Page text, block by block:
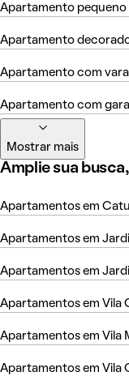
Apartamento pequeno
Apartamento
Apartamento com
Apartamento com
Mostrar mais
Amplie sua
Apartamentos em
Apartamentos em
Apartamentos em
Apartamentos em Vila
Apartamentos em Vila
Apartamentos em Vila